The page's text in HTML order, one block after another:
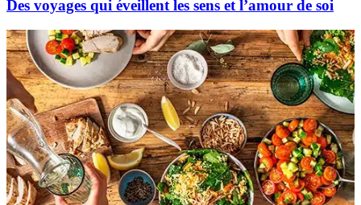
Des voyages qui éveillent les sens et l’amour de soi